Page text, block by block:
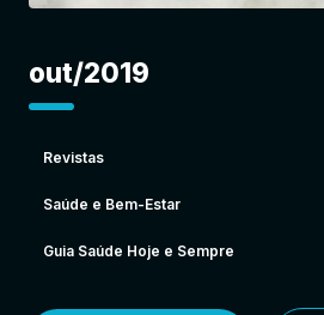
out/2019
Revistas
Saúde e Bem-Estar
Guia Saúde Hoje e Sempre